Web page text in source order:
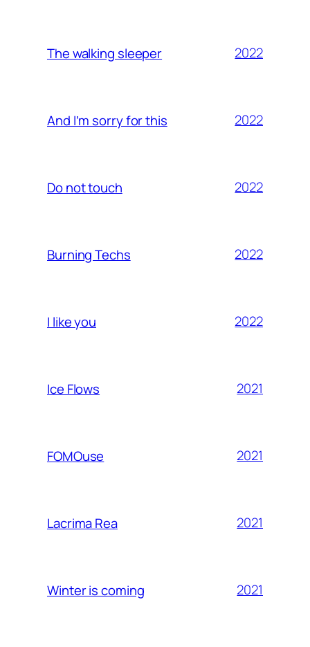
The walking sleeper 2022
And I’m sorry for this 2022
Do not touch 2022
Burning Techs 2022
I like you 2022
Ice Flows 2021
FOMOuse 2021
Lacrima Rea 2021
Winter is coming 2021